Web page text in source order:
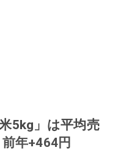
5kg」は平均売
年+464円